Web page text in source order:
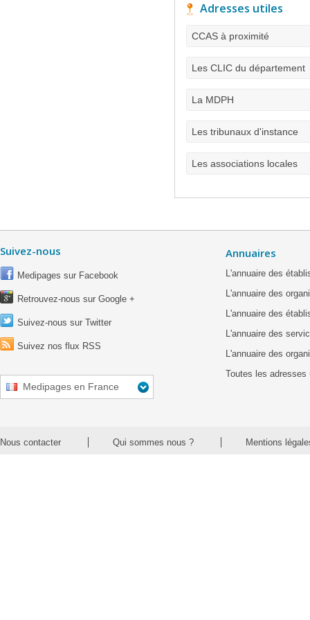
Adresses utiles
CCAS à proximité
Les CLIC du département
La MDPH
Les tribunaux d'instance
Les associations locales
Suivez-nous
Medipages sur Facebook
Retrouvez-nous sur Google +
Suivez-nous sur Twitter
Suivez nos flux RSS
Medipages en France
Annuaires
L'annuaire des
L'annuaire des
L'annuaire des
L'annuaire des
L'annuaire des
Toutes les adresses
Nous contacter Qui sommes nous ? Mentions